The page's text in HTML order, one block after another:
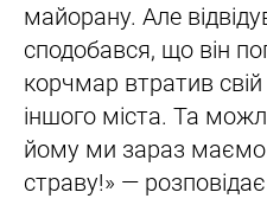
майорану. Але
сподобався, що він
корчмар втратив свій
іншого міста. Та
йому ми зараз маємо
страву!» — розповідає